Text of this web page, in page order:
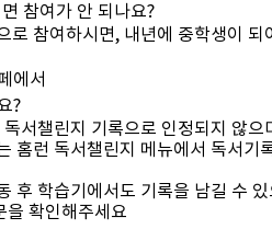
참여가 안 되나요?
로 참여하시면, 내년에 중학생이 되
에서
?
서챌린지 기록으로 인정되지 않으
홈런 독서챌린지 메뉴에서 독서기
후 학습기에서도 기록을 남길 수
을 확인해주세요